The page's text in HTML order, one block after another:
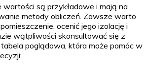
wartości są przykładowe i mają na
metody obliczeń. Zawsze warto
ocenić jego izolację i
wątpliwości skonsultować się z
poglądowa, która może pomóc w